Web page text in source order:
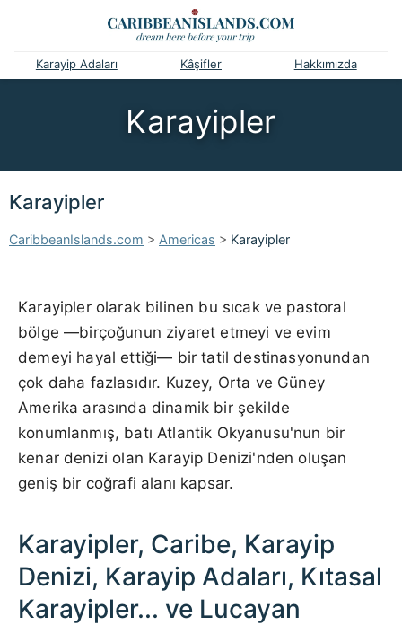
Karayip Adaları Kâşifler Hakkımızda
Karayipler
Karayipler
CaribbeanIslands.com > Americas > Karayipler
Karayipler olarak bilinen bu sıcak ve pastoral
bölge —birçoğunun ziyaret etmeyi ve evim
demeyi hayal ettiği— bir tatil destinasyonundan
çok daha fazlasıdır. Kuzey, Orta ve Güney
Amerika arasında dinamik bir şekilde
konumlanmış, batı Atlantik Okyanusu'nun bir
kenar denizi olan Karayip Denizi'nden oluşan
geniş bir coğrafi alanı kapsar.
Karayipler, Caribe, Karayip
Denizi, Karayip Adaları, Kıtasal
Karayipler... ve Lucayan